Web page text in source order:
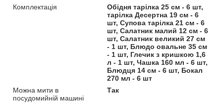
Комплектація
Обідня тарілка 25 см - 6 шт,
тарілка Десертна 19 см - 6
шт, Супова тарілка 21 см - 6
шт, Салатник малий 12 см - 6
шт, Салатник великий 27 см
- 1 шт, Блюдо овальне 35 см
- 1 шт, Глечик з кришкою 1,6
л - 1 шт, Чашка 160 мл - 6 шт,
Блюдця 14 см - 6 шт, Бокал
270 мл - 6 шт
Можна мити в
посудомийній машині
Так